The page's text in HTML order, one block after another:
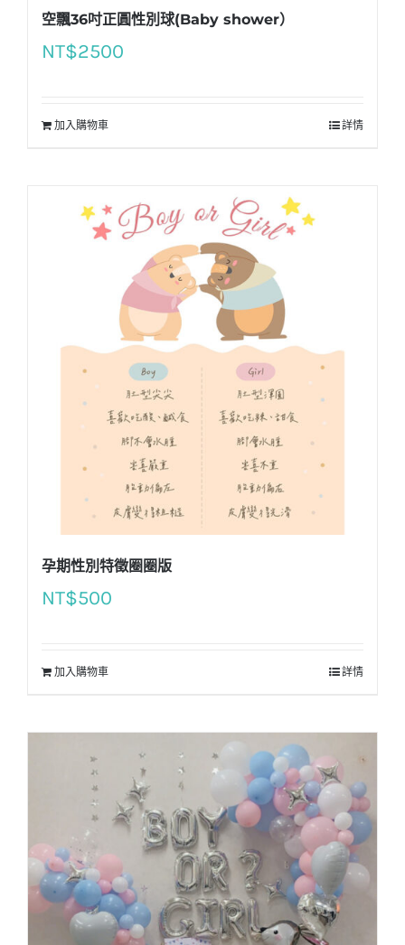
空飄36吋正圓性別球(Baby shower）
NT$2500
加入購物車 詳情
孕期性別特徵圈圈版
NT$500
加入購物車 詳情